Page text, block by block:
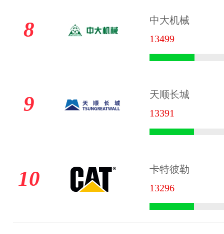
8
中大机械
13499
9
天顺长城
13391
10
卡特彼勒
13296